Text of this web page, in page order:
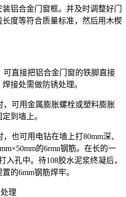
铝合金门窗框。并及时调整好门
度等符合质量标准，然后用木楔
可直接把铝合金门窗的铁脚直接
接处需做防锈处理。
，可用金属膨胀螺栓或塑料膨胀
到墙上。
也可用电钻在墙上打80mm深、
的6rmn钢筋。在长的一
入孔中。待108胶水泥浆终凝后，
的6mm钢筋焊牢。
理